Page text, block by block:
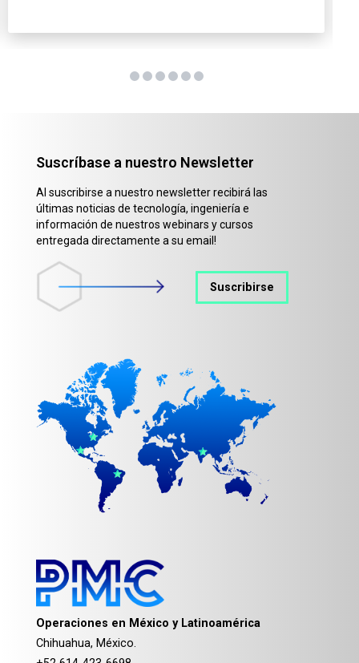
Suscríbase a nuestro Newsletter
Al suscribirse a nuestro newsletter recibirá las
últimas noticias de tecnología, ingeniería e
información de nuestros webinars y cursos
entregada directamente a su email!
Suscribirse
Operaciones en México y Latinoamérica
Chihuahua, México.